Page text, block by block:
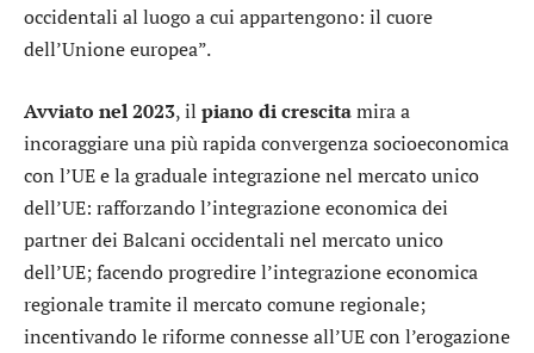
occidentali al luogo a cui appartengono: il cuore
dell’Unione europea”.
Avviato nel 2023, il piano di crescitamira a
incoraggiare una più rapida convergenza socioeconomica
con l’UE e la graduale integrazione nel mercato unico
dell’UE: rafforzando l’integrazione economica dei
partner dei Balcani occidentali nel mercato unico
dell’UE; facendo progredire l’integrazione economica
regionale tramite il mercato comune regionale;
incentivando le riforme connesse all’UE con l’erogazione